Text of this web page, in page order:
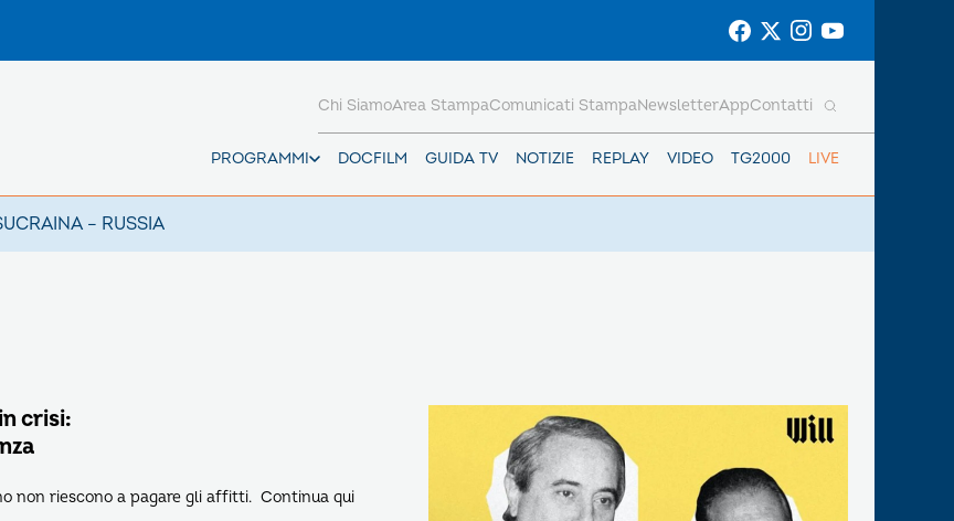
PROGRAMMI DOCFILM GUIDA TV NOTIZIE REPLAY VIDEO TG2000 LIVE
Chi SiamoArea StampaComunicati StampaNewsletterAppContatti
UCRAINA – RUSSIA
crisi:
non riescono a pagare gli affitti. Continua qui